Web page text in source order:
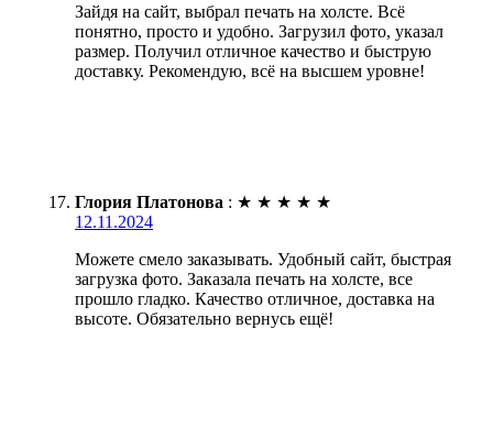
Зайдя на сайт, выбрал печать на холсте. Всё
понятно, просто и удобно. Загрузил фото, указал
размер. Получил отличное качество и быструю
доставку. Рекомендую, всё на высшем уровне!
Глория Платонова : ★ ★ ★ ★ ★
12.11.2024
Можете смело заказывать. Удобный сайт, быстрая
загрузка фото. Заказала печать на холсте, все
прошло гладко. Качество отличное, доставка на
высоте. Обязательно вернусь ещё!